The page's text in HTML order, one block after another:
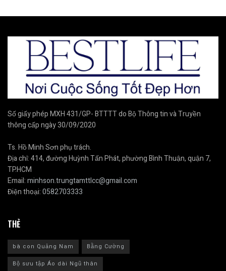
Số giấy phép MXH 431/GP- BTTTT do Bộ Thông tin và Truyền
thông cấp ngày 30/09/2020
Ts. Hồ Minh Sơn phụ trách.
Địa chỉ: 414, đường Huỳnh Tấn Phát, phường Bình Thuận, quận 7,
TP.HCM
Email:minhson.trungtamttlcc@gmail.com
Điện thoại:0582703333
THẺ
bà con Quảng Nam
Bằng Cường
Bộ sưu tập Áo dài Ngũ thân